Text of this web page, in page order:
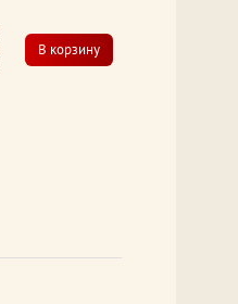
В корзину